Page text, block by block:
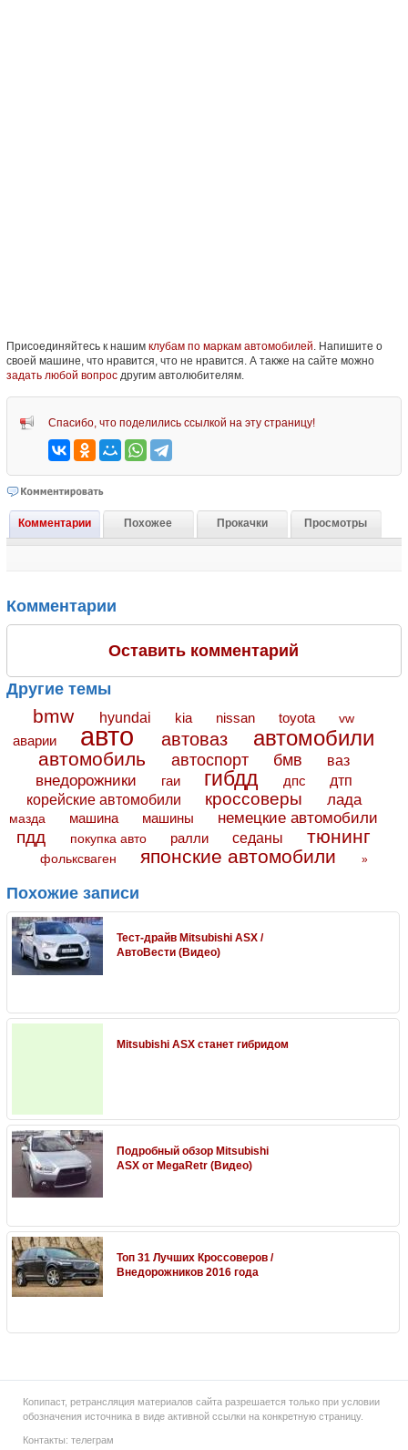
Присоединяйтесь к нашим клубам по маркам автомобилей . Напишите о
своей машине, что нравится, что не нравится. А также на сайте можно
задать любой вопросдругим автолюбителям.
Спасибо, что поделились ссылкой на эту страницу!
Комментарии Похожее Прокачки Просмотры
Комментарии
Оставить комментарий
Другие темы
bmw hyundai kia nissan toyota vw
аварии авто автоваз автомобили
автомобиль автоспорт бмв ваз
внедорожники гаи гибдд дпс дтп
корейские автомобили кроссоверы лада
мазда машина машины немецкие автомобили
пдд покупка авто ралли седаны тюнинг
фольксваген японские автомобили »
Похожие записи
Тест-драйв Mitsubishi ASX /
АвтоВести (Видео)
Mitsubishi ASX станет гибридом
Подробный обзор Mitsubishi
ASX от MegaRetr (Видео)
Топ 31 Лучших Кроссоверов /
Внедорожников 2016 года
Копипаст, ретрансляция материалов сайта разрешается только при условии
обозначения источника в виде активной ссылки на конкретную страницу.
Контакты: телеграм